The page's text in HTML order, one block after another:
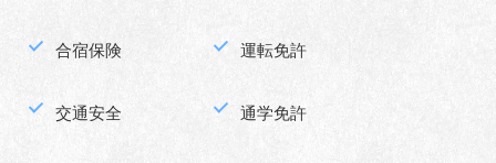
合宿保険 運転免許
交通安全 通学免許